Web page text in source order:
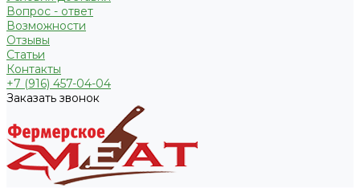
Вопрос - ответ
Возможности
Отзывы
Статьи
Контакты
+7 (916) 457-04-04
Заказать звонок